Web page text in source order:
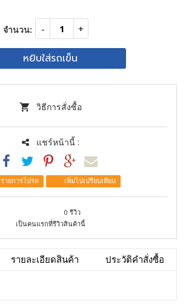
จำนวน:
หยิบใส่รถเข็น
วิธีการสั่งซื้อ
แชร์หน้านี้ :
รายการโปรด เพิ่มไปเปรียบเทียบ
0 รีวิว
เป็นคนแรกที่รีวิวสินค้านี้
รายละเอียดสินค้า ประวัติคำสั่งซื้อ